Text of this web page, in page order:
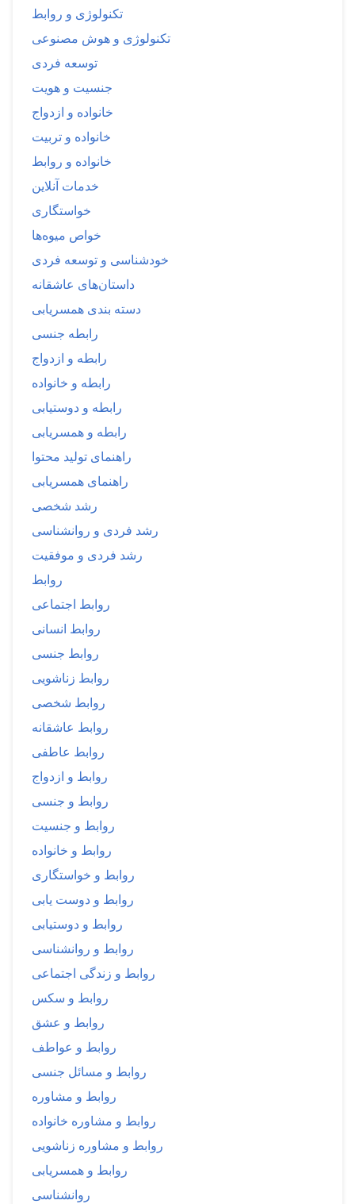
تکنولوژی و روابط
تکنولوژی و هوش مصنوعی
توسعه فردی
جنسیت و هویت
خانواده و ازدواج
خانواده و تربیت
خانواده و روابط
خدمات آنلاین
خواستگاری
خواص میوه‌ها
خودشناسی و توسعه فردی
داستان‌های عاشقانه
دسته بندی همسریابی
رابطه جنسی
رابطه و ازدواج
رابطه و خانواده
رابطه و دوستیابی
رابطه و همسریابی
راهنمای تولید محتوا
راهنمای همسریابی
رشد شخصی
رشد فردی و روانشناسی
رشد فردی و موفقیت
روابط
روابط اجتماعی
روابط انسانی
روابط جنسی
روابط زناشویی
روابط شخصی
روابط عاشقانه
روابط عاطفی
روابط و ازدواج
روابط و جنسی
روابط و جنسیت
روابط و خانواده
روابط و خواستگاری
روابط و دوست یابی
روابط و دوستیابی
روابط و روانشناسی
روابط و زندگی اجتماعی
روابط و سکس
روابط و عشق
روابط و عواطف
روابط و مسائل جنسی
روابط و مشاوره
روابط و مشاوره خانواده
روابط و مشاوره زناشویی
روابط و همسریابی
روانشناسی